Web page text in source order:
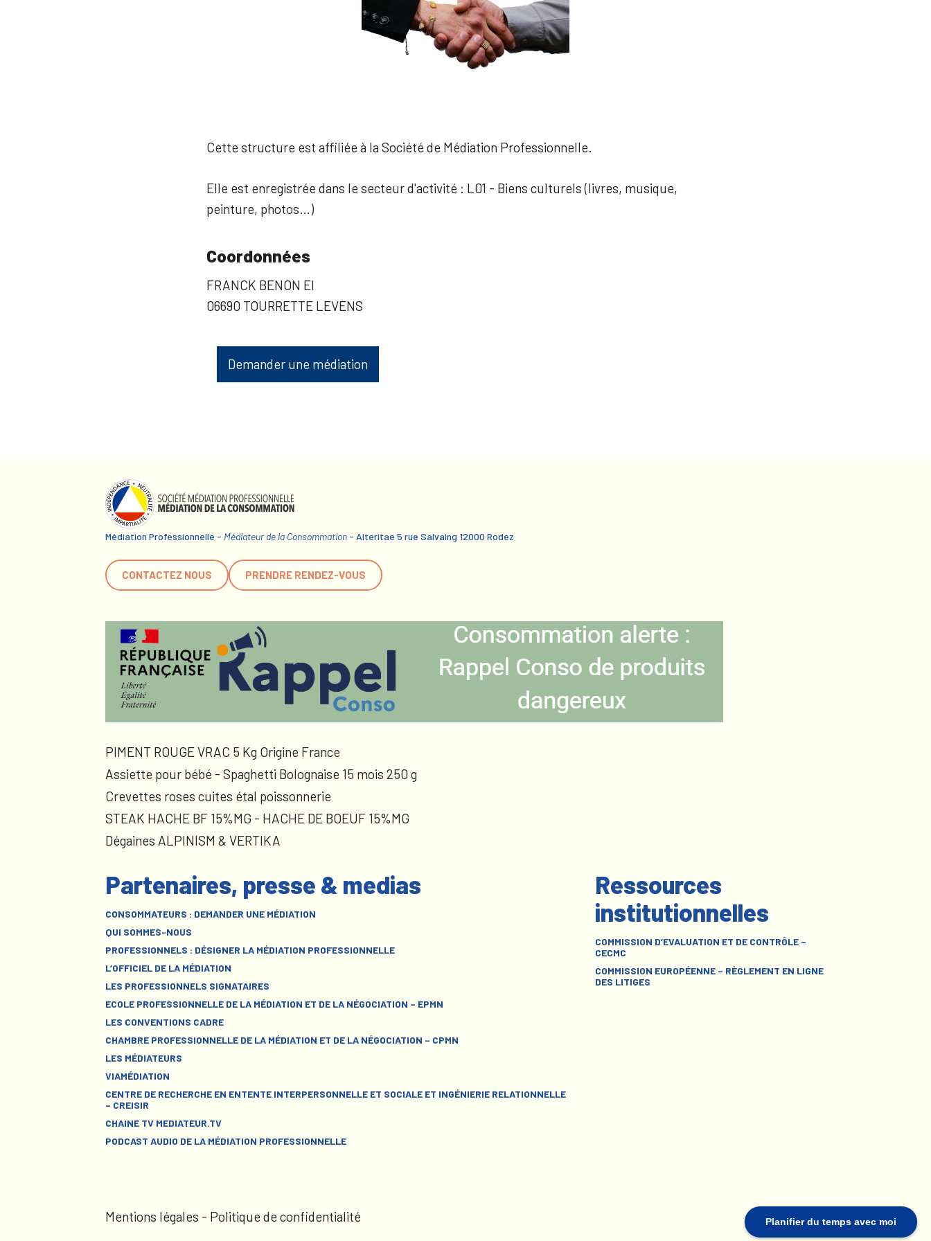
Planifier du temps avec moi
Cette structure est affiliée à la Société de Médiation Professionnelle.
Elle est enregistrée dans le secteur d'activité : L01 - Biens culturels (livres, musique,
peinture, photos…)
Coordonnées
FRANCK BENON EI
06690 TOURRETTE LEVENS
Demander une médiation
Médiation Professionnelle - Médiateur de la Consommation - Alteritae 5 rue Salvaing 12000 Rodez
CONTACTEZ NOUS PRENDRE RENDEZ-VOUS
PIMENT ROUGE VRAC 5 Kg Origine France
Assiette pour bébé - Spaghetti Bolognaise 15 mois 250 g
Crevettes roses cuites étal poissonnerie
STEAK HACHE BF 15%MG - HACHE DE BOEUF 15%MG
Dégaines ALPINISM & VERTIKA
Partenaires, presse & medias
CONSOMMATEURS : DEMANDER UNE MÉDIATION
QUI SOMMES-NOUS
PROFESSIONNELS : DÉSIGNER LA MÉDIATION PROFESSIONNELLE
L’OFFICIEL DE LA MÉDIATION
LES PROFESSIONNELS SIGNATAIRES
ECOLE PROFESSIONNELLE DE LA MÉDIATION ET DE LA NÉGOCIATION – EPMN
LES CONVENTIONS CADRE
CHAMBRE PROFESSIONNELLE DE LA MÉDIATION ET DE LA NÉGOCIATION – CPMN
LES MÉDIATEURS
VIAMÉDIATION
CENTRE DE RECHERCHE EN ENTENTE INTERPERSONNELLE ET SOCIALE ET INGÉNIERIE RELATIONNELLE
– CREISIR
CHAINE TV MEDIATEUR.TV
PODCAST AUDIO DE LA MÉDIATION PROFESSIONNELLE
Ressources
institutionnelles
COMMISSION D’EVALUATION ET DE CONTRÔLE –
CECMC
COMMISSION EUROPÉENNE – RÈGLEMENT EN LIGNE
DES LITIGES
Mentions légales - Politique de confidentialité